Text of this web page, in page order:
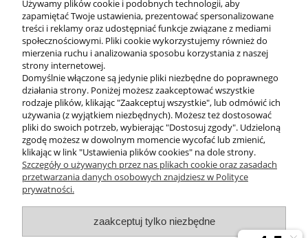
KONTAKT
DODATKOWE
MOJE KONTO
Używamy plików cookie i podobnych technologii, aby
zapamiętać Twoje ustawienia, prezentować spersonalizowane
treści i reklamy oraz udostępniać funkcje związane z mediami
społecznościowymi. Pliki cookie wykorzystujemy również do
mierzenia ruchu i analizowania sposobu korzystania z naszej
strony internetowej.
Domyślnie włączone są jedynie pliki niezbędne do poprawnego
działania strony. Poniżej możesz zaakceptować wszystkie
rodzaje plików, klikając "Zaakceptuj wszystkie", lub odmówić ich
używania (z wyjątkiem niezbędnych). Możesz też dostosować
pliki do swoich potrzeb, wybierając "Dostosuj zgody". Udzieloną
zgodę możesz w dowolnym momencie wycofać lub zmienić,
klikając w link "Ustawienia plików cookies" na dole strony.
Szczegóły o używanych przez nas plikach cookie oraz zasadach
przetwarzania danych osobowych znajdziesz w Polityce
prywatności.
zaakceptuj tylko niezbędne